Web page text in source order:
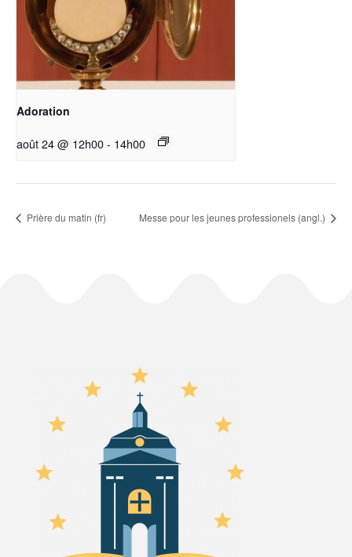
Adoration
août 24 @ 12h00- 14h00
Prière du matin (fr) Messe pour les jeunes professionels (angl.)